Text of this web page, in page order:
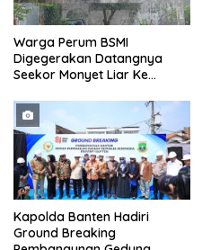
Warga Perum BSMI
Digegerakan Datangnya
Seekor Monyet Liar Ke
Kapolda Banten Hadiri
Ground Breaking